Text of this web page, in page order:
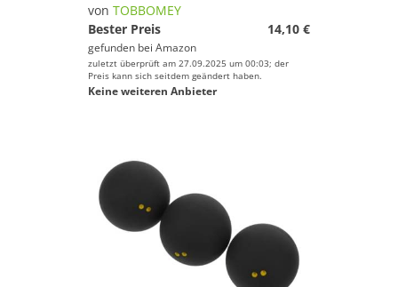
von TOBBOMEY
Bester Preis
14,10 €
gefunden bei Amazon
zuletzt überprüft am 27.09.2025 um 00:03; der
Preis kann sich seitdem geändert haben.
Keine weiteren Anbieter